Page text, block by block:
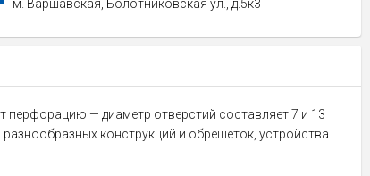
м. Варшавская, Болотниковская ул., д.5к3
перфорацию — диаметр отверстий составляет 7 и 13
конструкций и обрешеток, устройства